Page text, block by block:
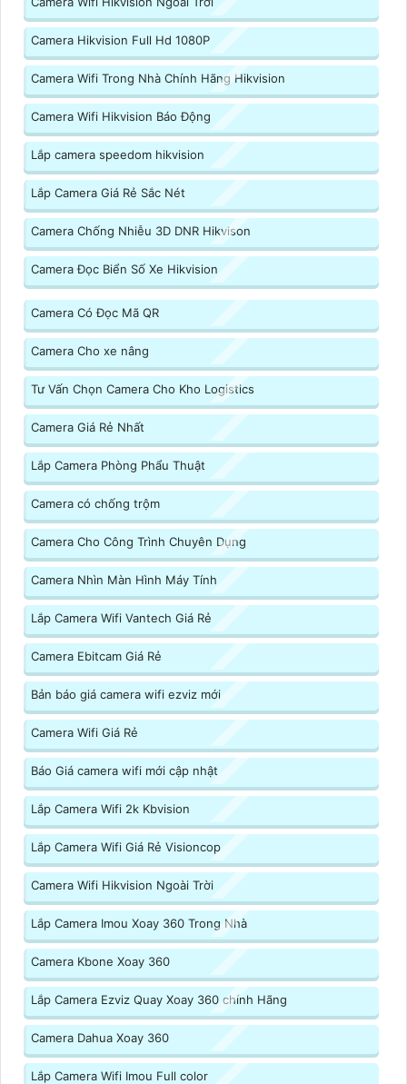
Camera Hikvision Full Hd 1080P
Camera Wifi Trong Nhà Chính Hãng Hikvision
Camera Wifi Hikvision Báo Động
Lắp camera speedom hikvision
Lắp Camera Giá Rẻ Sắc Nét
Camera Chống Nhiễu 3D DNR Hikvison
Camera Đọc Biển Số Xe Hikvision
Camera Có Đọc Mã QR
Camera Cho xe nâng
Tư Vấn Chọn Camera Cho Kho Logistics
Camera Giá Rẻ Nhất
Lắp Camera Phòng Phẩu Thuật
Camera có chống trộm
Camera Cho Công Trình Chuyên Dụng
Camera Nhìn Màn Hình Máy Tính
Lắp Camera Wifi Vantech Giá Rẻ
Camera Ebitcam Giá Rẻ
Bản báo giá camera wifi ezviz mới
Camera Wifi Giá Rẻ
Báo Giá camera wifi mới cập nhật
Lắp Camera Wifi 2k Kbvision
Lắp Camera Wifi Giá Rẻ Visioncop
Camera Wifi Hikvision Ngoài Trời
Lắp Camera Imou Xoay 360 Trong Nhà
Camera Kbone Xoay 360
Lắp Camera Ezviz Quay Xoay 360 chính Hãng
Camera Dahua Xoay 360
Lắp Camera Wifi Imou Full color